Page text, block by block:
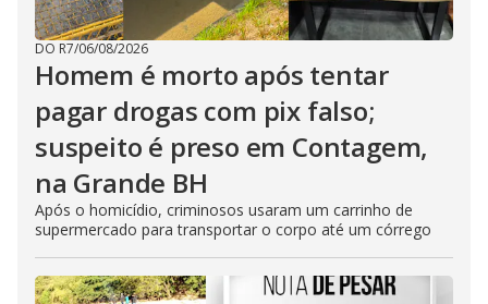
DO R7/06/08/2026
Homem é morto após tentar
pagar drogas com pix falso;
suspeito é preso em Contagem,
na Grande BH
Após o homicídio, criminosos usaram um carrinho de
supermercado para transportar o corpo até um córrego